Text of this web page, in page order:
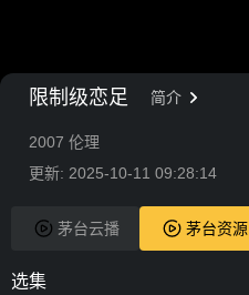
限制级恋足 简介
2007 伦理
更新: 2025-10-11 09:28:14
茅台云播 茅台资源
选集